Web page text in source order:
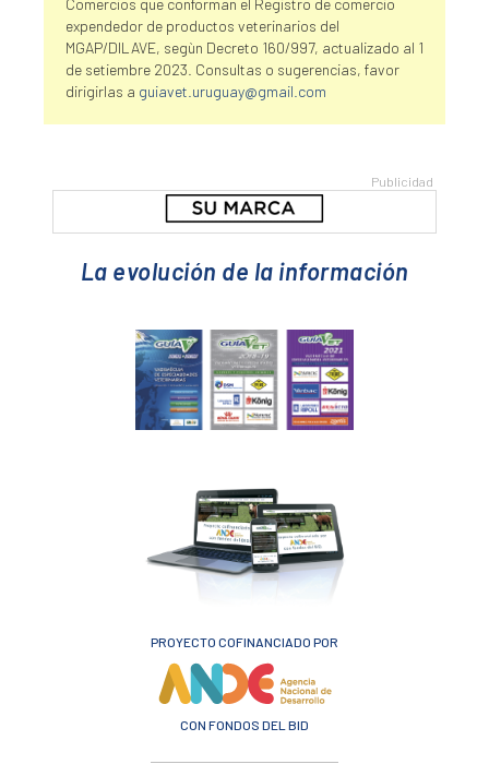
expendedor de productos veterinarios del
MGAP/DILAVE, segùn Decreto 160/997, actualizado al 1
de setiembre 2023. Consultas o sugerencias, favor
dirigirlas a guiavet.uruguay@gmail.com
La evolución de la información
PROYECTO COFINANCIADO POR
CON FONDOS DEL BID